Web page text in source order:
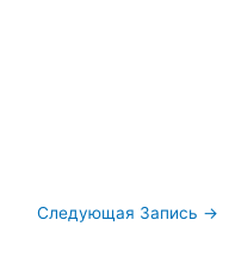
Следующая Запись →